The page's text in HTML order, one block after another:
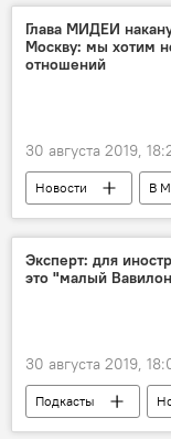
Бельцы
кино
Глава МИДЕИ
Москву: мы хотим
отношений
30 августа 2019,
Новости В
МИДЕИ
Эксперт: для
это "малый
30 августа 2019,
Подкасты